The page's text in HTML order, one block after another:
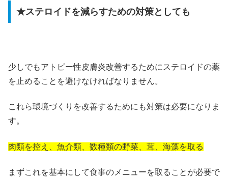
★ステロイドを減らすための対策としても
少しでもアトピー性皮膚炎改善するためにステロイドの薬
を止めることを避けなければなりません。
これら環境づくりを改善するためにも対策は必要になりま
す。
肉類を控え、魚介類、数種類の野菜、茸、海藻を取る
まずこれを基本にして食事のメニューを取ることが必要で